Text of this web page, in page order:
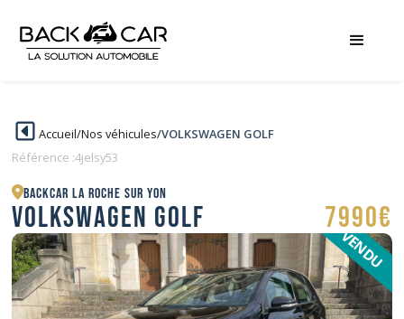
Accueil/Nos véhicules/VOLKSWAGEN GOLF
Référence :4jelsy53
BACKCAR La Roche sur Yon
VOLKSWAGEN GOLF 7990€
VENDU